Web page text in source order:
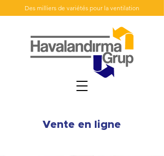
Des milliers de variétés pour la ventilation
Vente en ligne